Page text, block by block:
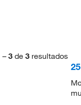
– 3 de 3 resultados